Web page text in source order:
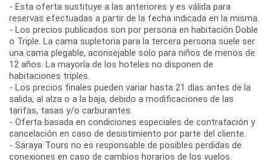
- Esta oferta sustituye a las anteriores y es válida para
reservas efectuadas a partir de la fecha indicada en la misma.
- Los precios publicados son por persona en habitación Doble
o Triple. La cama supletoria para la tercera persona suele ser
una cama plegable, aconsejable solo para niños de menos de
12 años. La mayoría de los hoteles no disponen de
habitaciones triples.
- Los precios finales pueden variar hasta 21 días antes de la
salida, al alza o a la baja, debido a modificaciones de las
tarifas, tasas y/o carburantes.
- Oferta basada en condiciones especiales de contratación y
cancelación en caso de desistimiento por parte del cliente.
- Saraya Tours no es responsable de posibles perdidas de
conexiones en caso de cambios horarios de los vuelos.